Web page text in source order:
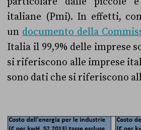
italiane (Pmi). In effetti,
un documento della
Italia il 99,9% delle imprese
si riferiscono alle imprese
sono dati che si riferiscono